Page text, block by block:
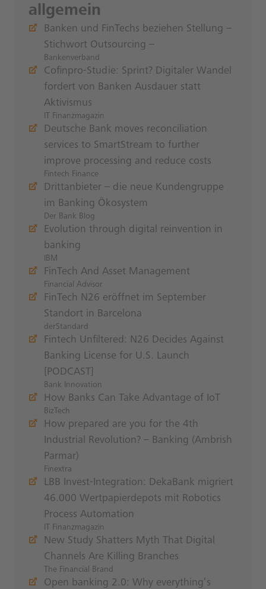
allgemein
Banken und FinTechs beziehen Stellung –
Stichwort Outsourcing –
Bankenverband
Cofinpro-Studie: Sprint? Digitaler Wandel
fordert von Banken Ausdauer statt
Aktivismus
IT Finanzmagazin
Deutsche Bank moves reconciliation
services to SmartStream to further
improve processing and reduce costs
Fintech Finance
Drittanbieter – die neue Kundengruppe
im Banking Ökosystem
Der Bank Blog
Evolution through digital reinvention in
banking
IBM
FinTech And Asset Management
Financial Advisor
FinTech N26 eröffnet im September
Standort in Barcelona
derStandard
Fintech Unfiltered: N26 Decides Against
Banking License for U.S. Launch
[PODCAST]
Bank Innovation
How Banks Can Take Advantage of IoT
BizTech
How prepared are you for the 4th
Industrial Revolution? – Banking (Ambrish
Parmar)
Finextra
LBB Invest-Integration: DekaBank migriert
46.000 Wertpapierdepots mit Robotics
Process Automation
IT Finanzmagazin
New Study Shatters Myth That Digital
Channels Are Killing Branches
The Financial Brand
Open banking 2.0: Why everything’s